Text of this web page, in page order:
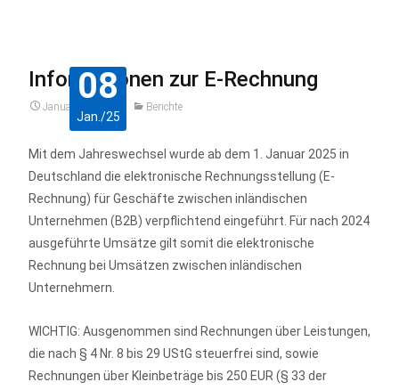
08
Jan./25
Informationen zur E-Rechnung
Januar 8, 2025 Berichte
Mit dem Jahreswechsel wurde ab dem 1. Januar 2025 in
Deutschland die elektronische Rechnungsstellung (E-
Rechnung) für Geschäfte zwischen inländischen
Unternehmen (B2B) verpflichtend eingeführt. Für nach 2024
ausgeführte Umsätze gilt somit die elektronische
Rechnung bei Umsätzen zwischen inländischen
Unternehmern.
WICHTIG: Ausgenommen sind Rechnungen über Leistungen,
die nach § 4 Nr. 8 bis 29 UStG steuerfrei sind, sowie
Rechnungen über Kleinbeträge bis 250 EUR (§ 33 der